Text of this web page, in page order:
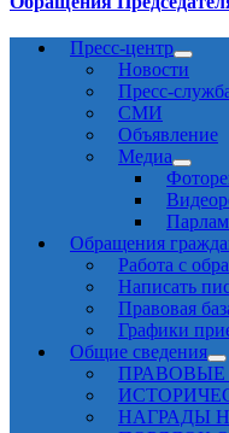
Пресс-центр
Новости
Пресс-
СМИ
Объявление
Медиа
Обращения
Работа с
Написать
Правовая
Графики
Общие сведения
НАГРАДЫ